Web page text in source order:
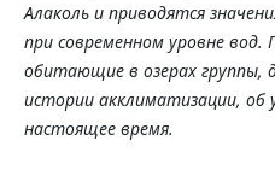
Алаколь и приводятся
при современном уровне вод.
обитающие в озерах группы,
истории акклиматизации, об
настоящее время.